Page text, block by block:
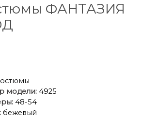
ФАНТАЗИЯ
модели:4925
48-54
бежевый